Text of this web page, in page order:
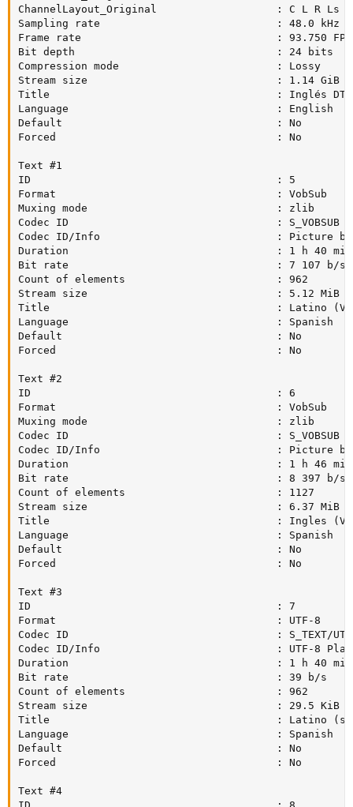
ChannelLayout_Original                   : C L R Ls Rs
Sampling rate                            : 48.0 kHz
Frame rate                               : 93.750 FPS
Bit depth                                : 24 bits
Compression mode                         : Lossy
Stream size                              : 1.14 GiB
Title                                    : Inglés DTS
Language                                 : English
Default                                  : No
Forced                                   : No
Text #1
ID                                       : 5
Format                                   : VobSub
Muxing mode                              : zlib
Codec ID                                 : S_VOBSUB
Codec ID/Info                            : Picture based
Duration                                 : 1 h 40 min
Bit rate                                 : 7 107 b/s
Count of elements                        : 962
Stream size                              : 5.12 MiB
Title                                    : Latino
Language                                 : Spanish
Default                                  : No
Forced                                   : No
Text #2
ID                                       : 6
Format                                   : VobSub
Muxing mode                              : zlib
Codec ID                                 : S_VOBSUB
Codec ID/Info                            : Picture based
Duration                                 : 1 h 46 min
Bit rate                                 : 8 397 b/s
Count of elements                        : 1127
Stream size                              : 6.37 MiB
Title                                    : Ingles
Language                                 : Spanish
Default                                  : No
Forced                                   : No
Text #3
ID                                       : 7
Format                                   : UTF-8
Codec ID                                 : S_TEXT/
Codec ID/Info                            : UTF-8
Duration                                 : 1 h 40 min
Bit rate                                 : 39 b/s
Count of elements                        : 962
Stream size                              : 29.5 KiB
Title                                    : Latino
Language                                 : Spanish
Default                                  : No
Forced                                   : No
Text #4